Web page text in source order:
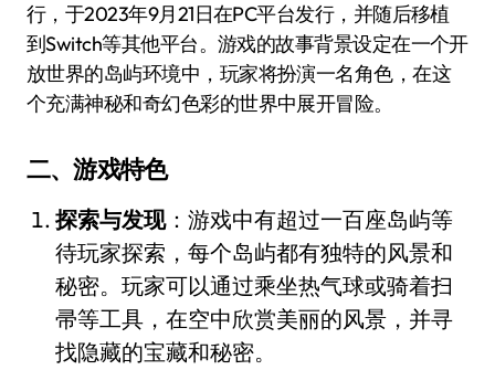
行，于2023年9月21日在PC平台发行，并随后移植
到Switch等其他平台。游戏的故事背景设定在一个开
放世界的岛屿环境中，玩家将扮演一名角色，在这
个充满神秘和奇幻色彩的世界中展开冒险。
二、游戏特色
探索与发现：游戏中有超过一百座岛屿等
待玩家探索，每个岛屿都有独特的风景和
秘密。玩家可以通过乘坐热气球或骑着扫
帚等工具，在空中欣赏美丽的风景，并寻
找隐藏的宝藏和秘密。